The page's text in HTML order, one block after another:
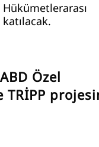
Özel
TRİPP